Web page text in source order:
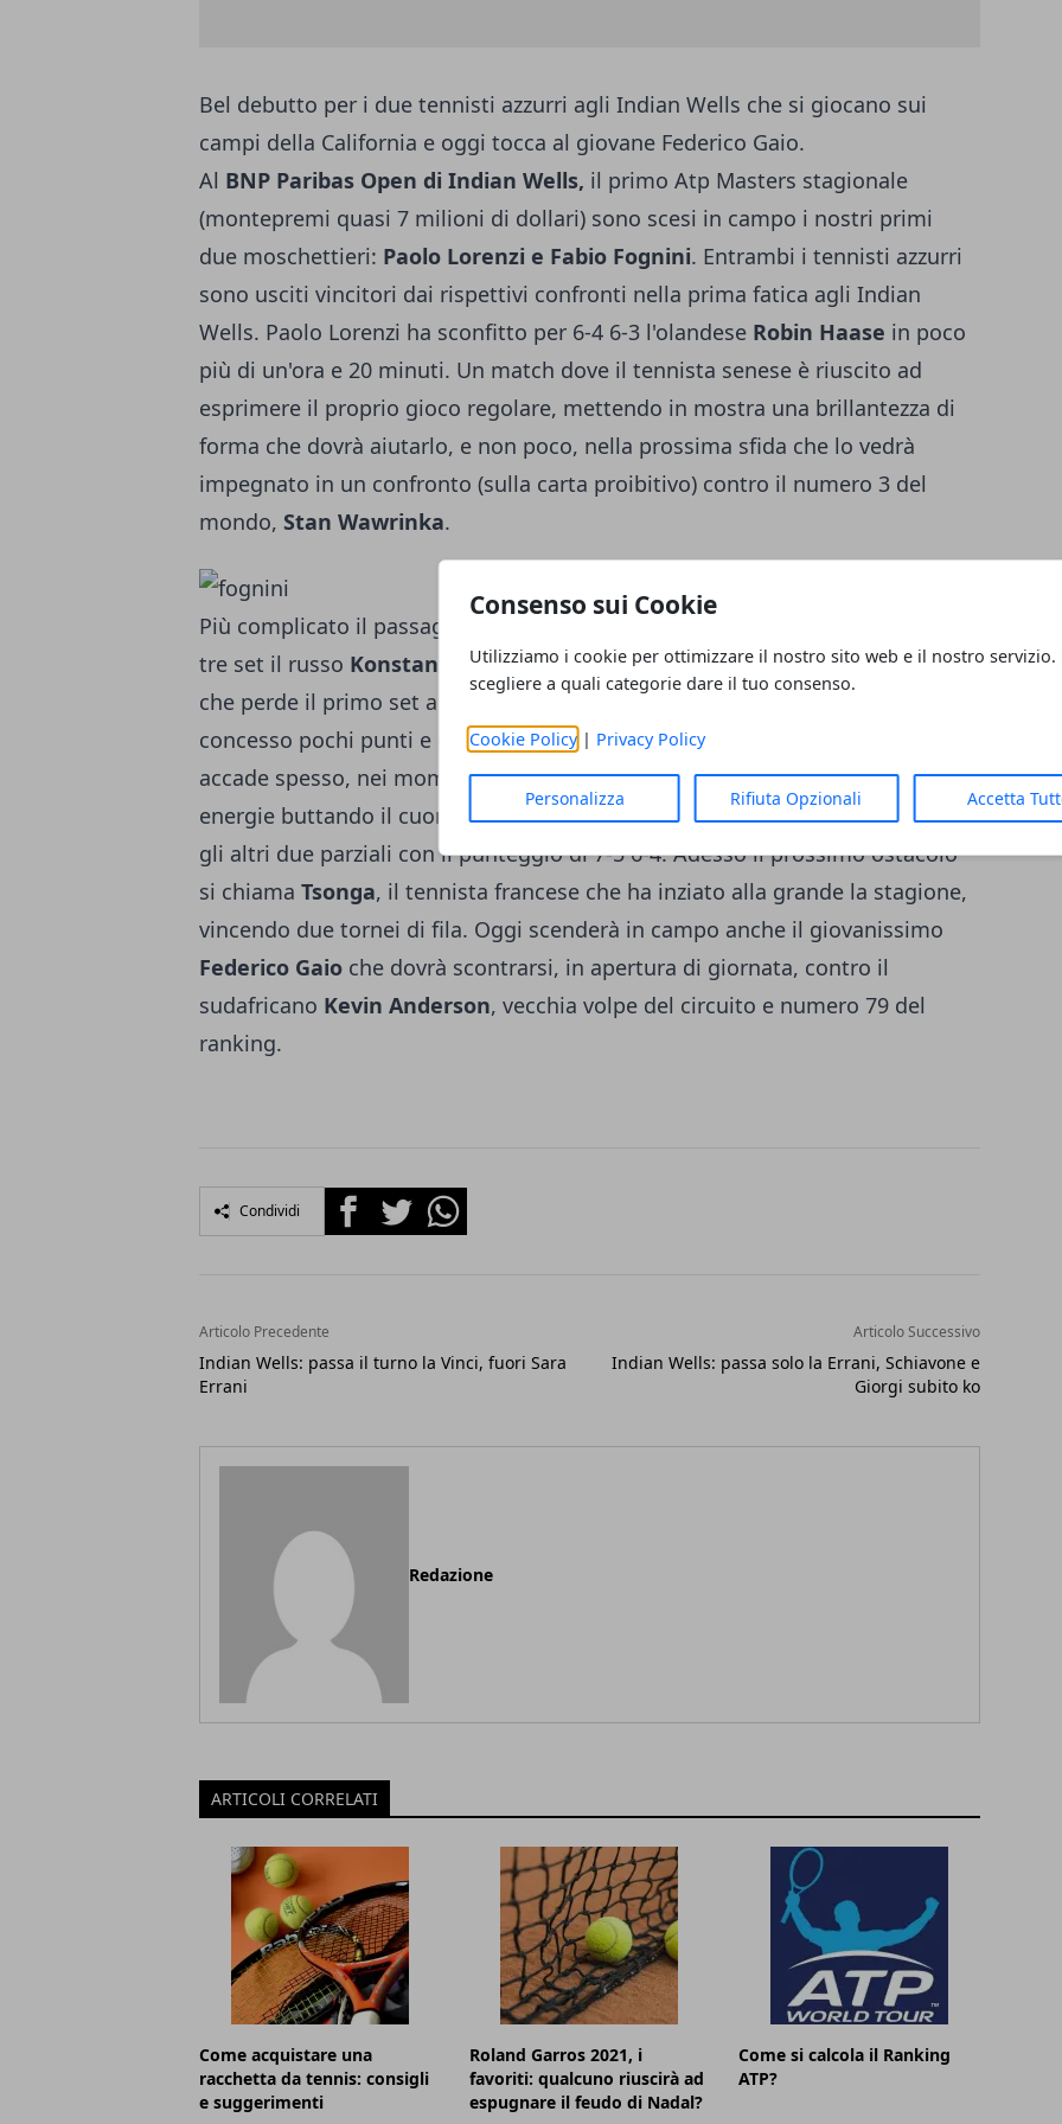
Consenso sui Cookie
Utilizziamo i cookie per ottimizzare il nostro sito web e il nostro servizio.
scegliere a quali categorie dare il tuo consenso.
Cookie Policy| Privacy Policy
Personalizza Rifiuta Opzionali Accetta
Bel debutto per i due tennisti azzurri agli Indian Wells che si giocano sui
campi della California e oggi tocca al giovane Federico Gaio.
Al BNP Paribas Open di Indian Wells, il primo Atp Masters stagionale
(montepremi quasi 7 milioni di dollari) sono scesi in campo i nostri primi
due moschettieri: Paolo Lorenzi e Fabio Fognini. Entrambi i tennisti azzurri
sono usciti vincitori dai rispettivi confronti nella prima fatica agli Indian
Wells. Paolo Lorenzi ha sconfitto per 6-4 6-3 l'olandese Robin Haase in poco
più di un'ora e 20 minuti. Un match dove il tennista senese è riuscito ad
esprimere il proprio gioco regolare, mettendo in mostra una brillantezza di
forma che dovrà aiutarlo, e non poco, nella prossima sfida che lo vedrà
impegnato in un confronto (sulla carta proibitivo) contro il numero 3 del
mondo, Stan Wawrinka.
Più complicato il passaggio del turno per
tre set il russo Konstantin Kravchuk. Avvio da incubo per il tennista ligure
che perde il primo set a zero contro un avversario indemoniato che gli ha
concesso pochi punti e con un Fognini assai falloso e contratto. Come
accade spesso, nei momenti di difficoltà, Fognini ha saputo raccogliere le
energie buttando il cuore oltre l'ostacolo. Il tennista azzurro si è aggiudicato
gli altri due parziali con il punteggio di 7-5 6-4. Adesso il prossimo ostacolo
si chiama Tsonga, il tennista francese che ha inziato alla grande la stagione,
vincendo due tornei di fila. Oggi scenderà in campo anche il giovanissimo
Federico Gaio che dovrà scontrarsi, in apertura di giornata, contro il
sudafricano Kevin Anderson, vecchia volpe del circuito e numero 79 del
ranking.
Condividi FacebookTwitterWhatsapp
Articolo Precedente
Indian Wells: passa il turno la Vinci, fuori Sara
Errani
Articolo Successivo
Indian Wells: passa solo la Errani, Schiavone e
Giorgi subito ko
Redazione
ARTICOLI CORRELATI
Come acquistare una
racchetta da tennis: consigli
e suggerimenti
Roland Garros 2021, i
favoriti: qualcuno riuscirà ad
espugnare il feudo di Nadal?
Come si calcola il Ranking
ATP?